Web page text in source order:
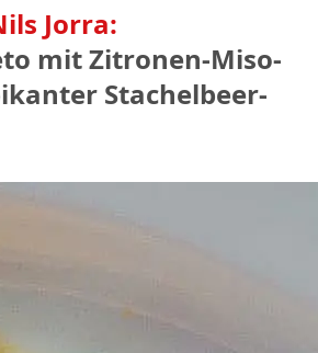
Jorra:
mit Zitronen-Miso-
Stachelbeer-